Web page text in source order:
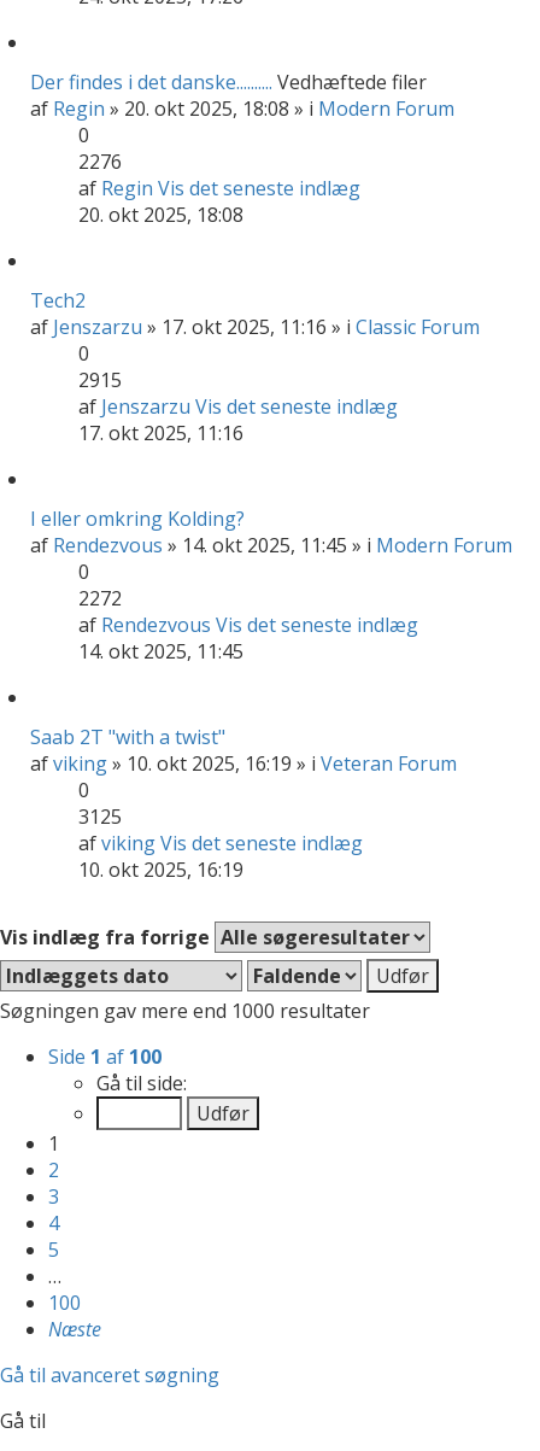
Der findes i det danske.......... Vedhæftede filer
af Regin » 20. okt 2025, 18:08 » i Modern Forum
0
2276
af Regin Vis det seneste indlæg
20. okt 2025, 18:08
Tech2
af Jenszarzu » 17. okt 2025, 11:16 » i Classic Forum
0
2915
af Jenszarzu Vis det seneste indlæg
17. okt 2025, 11:16
I eller omkring Kolding?
af Rendezvous » 14. okt 2025, 11:45 » i Modern Forum
0
2272
af Rendezvous Vis det seneste indlæg
14. okt 2025, 11:45
Saab 2T "with a twist"
afviking» 10. okt 2025, 16:19 » i Veteran Forum
0
3125
afvikingVis det seneste indlæg
10. okt 2025, 16:19
Vis indlæg fra forrige
Søgningen gav mere end 1000 resultater
Side 1 af 100
Gå til side:
1
2
3
4
5
…
100
Næste
Gå til avanceret søgning
Gå til